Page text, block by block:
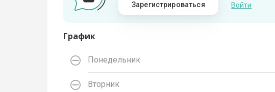
Зарегистрироваться Войти
График
Понедельник
Вторник